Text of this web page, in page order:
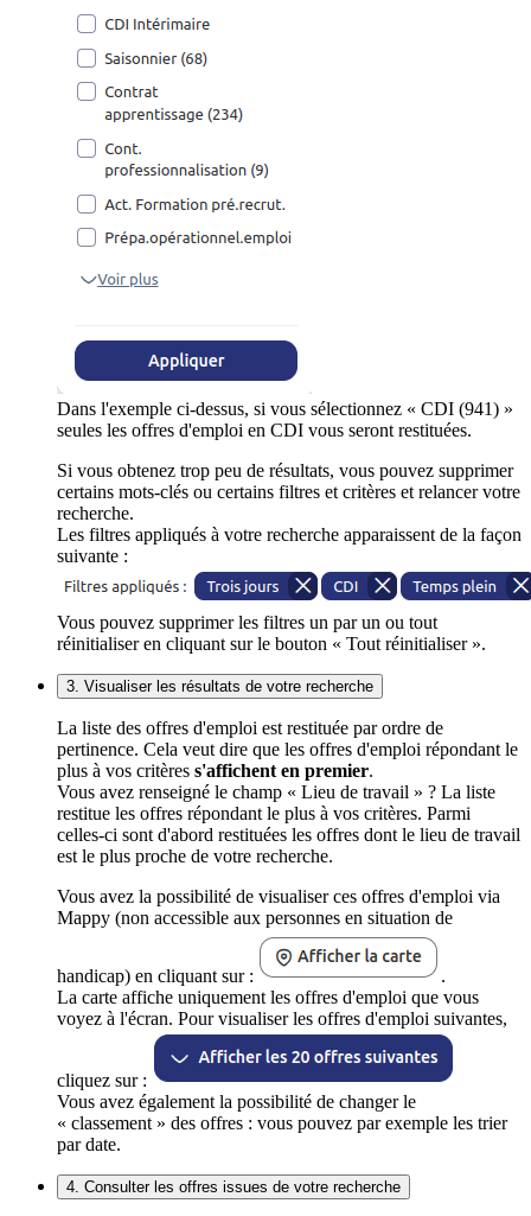
Dans l'exemple ci-dessus, si vous sélectionnez « CDI (941) »
seules les offres d'emploi en CDI vous seront restituées.
Si vous obtenez trop peu de résultats, vous pouvez supprimer
certains mots-clés ou certains filtres et critères et relancer votre
recherche.
Les filtres appliqués à votre recherche apparaissent de la façon
suivante :
Vous pouvez supprimer les filtres un par un ou tout
réinitialiser en cliquant sur le bouton « Tout réinitialiser ».
3. Visualiser les résultats de votre recherche
La liste des offres d'emploi est restituée par ordre de
pertinence. Cela veut dire que les offres d'emploi répondant le
plus à vos critères s'affichent en premier.
Vous avez renseigné le champ « Lieu de travail » ? La liste
restitue les offres répondant le plus à vos critères. Parmi
celles-ci sont d'abord restituées les offres dont le lieu de travail
est le plus proche de votre recherche.
Vous avez la possibilité de visualiser ces offres d'emploi via
Mappy (non accessible aux personnes en situation de
handicap) en cliquant sur :
.
La carte affiche uniquement les offres d'emploi que vous
voyez à l'écran. Pour visualiser les offres d'emploi suivantes,
cliquez sur :
Vous avez également la possibilité de changer le
« classement » des offres : vous pouvez par exemple les trier
par date.
4. Consulter les offres issues de votre recherche